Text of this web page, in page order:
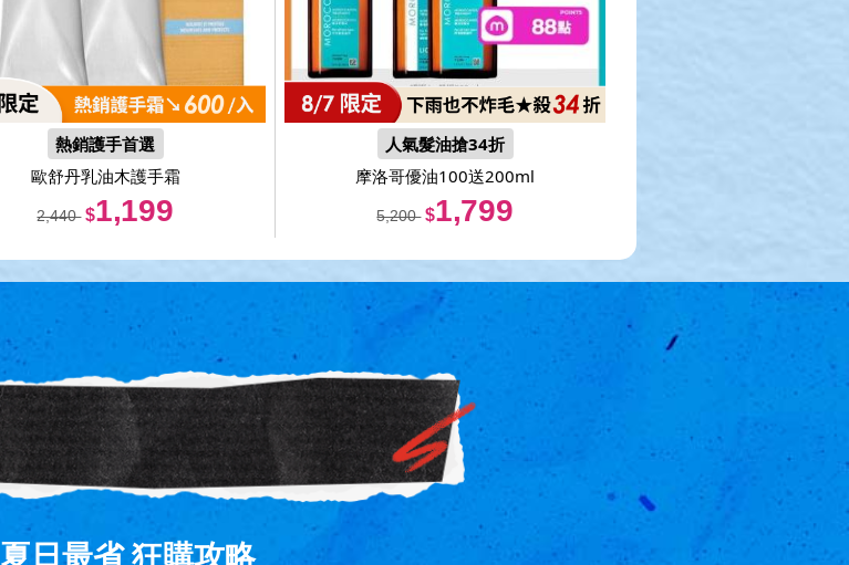
熱銷護手首選
歐舒丹乳油木護手霜
2,440 $1,199
人氣髮油搶34折
摩洛哥優油100送200ml
5,200 $1,799
夏日最省 狂購攻略